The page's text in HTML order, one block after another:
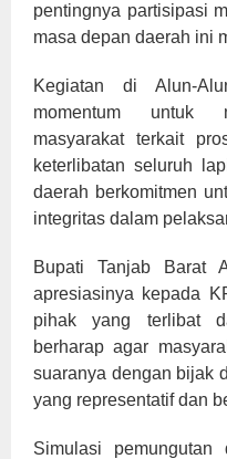
pentingnya partisipasi
masa depan daerah ini
Kegiatan di Alun-
momentum untuk
masyarakat terkait
keterlibatan seluruh
daerah berkomitmen
integritas dalam
Bupati Tanjab Barat
apresiasinya kepada
pihak yang terlibat
berharap agar
suaranya dengan bijak
yang representatif dan
Simulasi